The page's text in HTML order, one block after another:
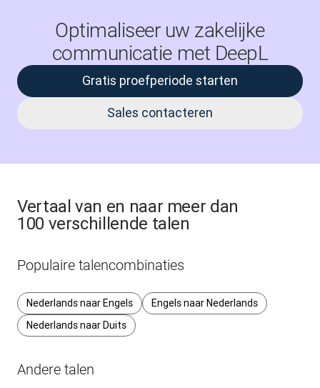
Optimaliseer uw zakelijke
communicatie met DeepL
Gratis proefperiode starten
Sales contacteren
Vertaal van en naar meer dan
100 verschillende talen
Populaire talencombinaties
Nederlands naar Engels
Engels naar Nederlands
Nederlands naar Duits
Andere talen